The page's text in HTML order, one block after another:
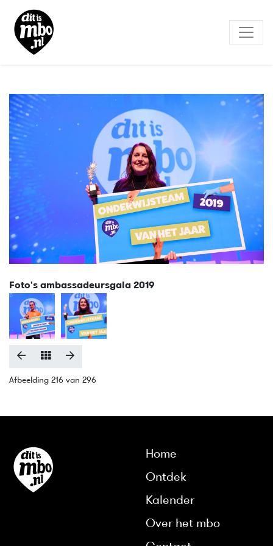
Foto's ambassadeursgala 2019
Afbeelding 216 van 296
Home
Ontdek
Kalender
Over het mbo